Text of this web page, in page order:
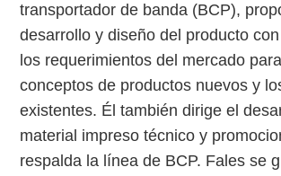
transportador de banda (BCP),
desarrollo y diseño del producto
los requerimientos del mercado
conceptos de productos nuevos y
existentes. Él también dirige el
material impreso técnico y
respalda la línea de BCP. Fales se